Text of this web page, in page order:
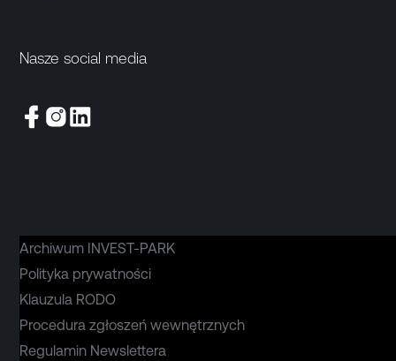
Nasze social media
Archiwum INVEST-PARK
Polityka prywatności
Klauzula RODO
Procedura zgłoszeń wewnętrznych
Regulamin Newslettera